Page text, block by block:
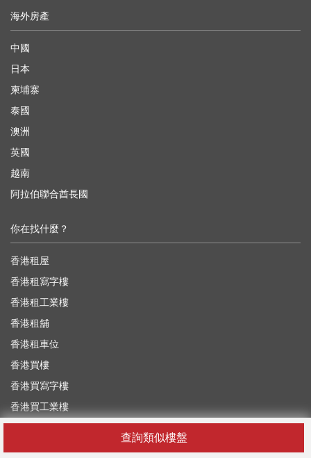
查詢類似樓盤
海外房產
中國
日本
柬埔寨
泰國
澳洲
英國
越南
阿拉伯聯合酋長國
你在找什麼？
香港租屋
香港租寫字樓
香港租工業樓
香港租舖
香港租車位
香港買樓
香港買寫字樓
香港買工業樓